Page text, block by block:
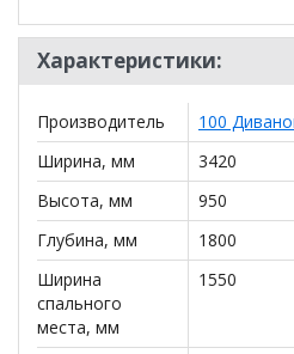
При раскладке дивана
двуспальная кровать с
Габариты сп. места:
независимый пружинный блок,
струттофайбер, кокосовое
(аналог лебяжьего пуха).
Диван-кровать укреплен
основанием, что способно
многократные сборки-
нагрузки. За счет
Характеристики:
Производитель
100
Ширина, мм
3420
Высота, мм
950
Глубина, мм
1800
Ширина
спального
места, мм
1550